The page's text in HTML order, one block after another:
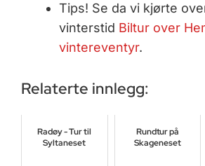
Tips! Se da vi kjørte
vinterstid Biltur over
vintereventyr.
Relaterte innlegg:
Radøy - Tur til
Syltaneset
Rundtur på
Skageneset